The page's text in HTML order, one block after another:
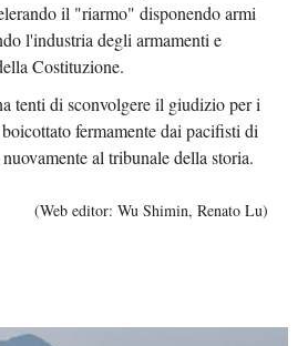
il "riarmo" disponendo armi
l'industria degli armamenti e
Costituzione.
tenti di sconvolgere il giudizio per i
fermamente dai pacifisti di
al tribunale della storia.
(Web editor: Wu Shimin, Renato Lu)